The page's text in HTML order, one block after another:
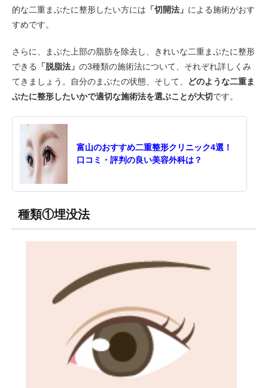
的な二重まぶたに整形したい方には 「切開法」 による施術がおす
すめです。
さらに、まぶた上部の脂肪を除去し、きれいな二重まぶたに整形
できる
「脱脂法」 の3種類の施術法について、それぞれ詳しくみ
てきましょう。自分のまぶたの状態、そして、
どのような二重ま
ぶたに整形したいかで適切な施術法を選ぶことが大切です。
富山のおすすめ二重整形クリニック4選！
口コミ・評判の良い美容外科は？
種類①埋没法